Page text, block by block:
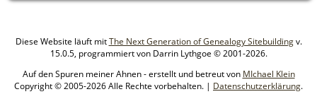
Diese Website läuft mitThe Next Generation of Genealogy Sitebuildingv.
15.0.5, programmiert von Darrin Lythgoe © 2001-2026.
Auf den Spuren meiner Ahnen - erstellt und betreut von MIchael Klein
Copyright © 2005-2026 Alle Rechte vorbehalten. | Datenschutzerklärung.